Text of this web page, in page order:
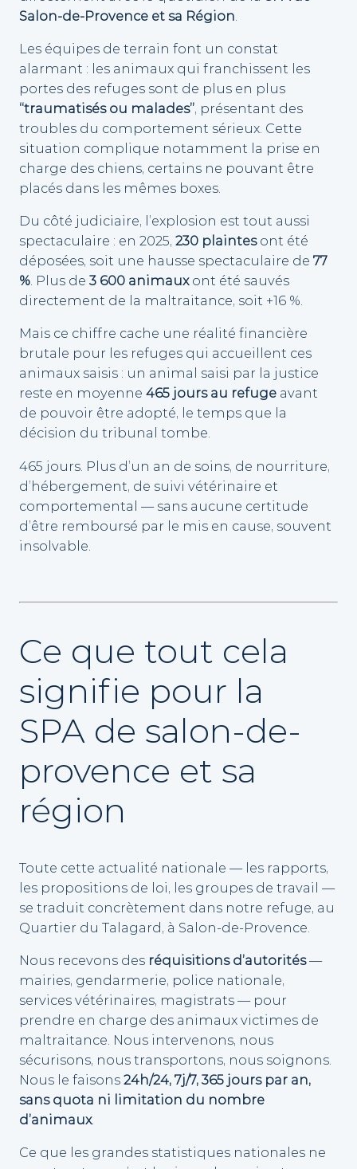
Salon-de-Provence et sa Région
Les équipes de terrain font un constat
alarmant : les animaux qui franchissent les
portes des refuges sont de plus en plus
“traumatisés ou malades”, présentant des
troubles du comportement sérieux. Cette
situation complique notamment la prise en
charge des chiens, certains ne pouvant être
placés dans les mêmes boxes.
Du côté judiciaire, l’explosion est tout aussi
spectaculaire : en 2025, 230 plaintesont été
déposées, soit une hausse spectaculaire de 77
%. Plus de 3 600 animauxont été sauvés
directement de la maltraitance, soit +16 %.
Mais ce chiffre cache une réalité financière
brutale pour les refuges qui accueillent ces
animaux saisis : un animal saisi par la justice
reste en moyenne 465 jours au refuge avant
de pouvoir être adopté, le temps que la
décision du tribunal tombe.
465 jours. Plus d’un an de soins, de nourriture,
d’hébergement, de suivi vétérinaire et
comportemental — sans aucune certitude
d’être remboursé par le mis en cause, souvent
insolvable.
Ce que tout cela
signifie pour la
SPA de salon-de-
provence et sa
région
Toute cette actualité nationale — les rapports,
les propositions de loi, les groupes de travail —
se traduit concrètement dans notre refuge, au
Quartier du Talagard, à Salon-de-Provence.
Nous recevons des réquisitions d’autorités—
mairies, gendarmerie, police nationale,
services vétérinaires, magistrats — pour
prendre en charge des animaux victimes de
maltraitance. Nous intervenons, nous
sécurisons, nous transportons, nous soignons.
Nous le faisons 24h/24, 7j/7, 365 jours par an,
sans quota ni limitation du nombre
d’animaux.
Ce que les grandes statistiques nationales ne